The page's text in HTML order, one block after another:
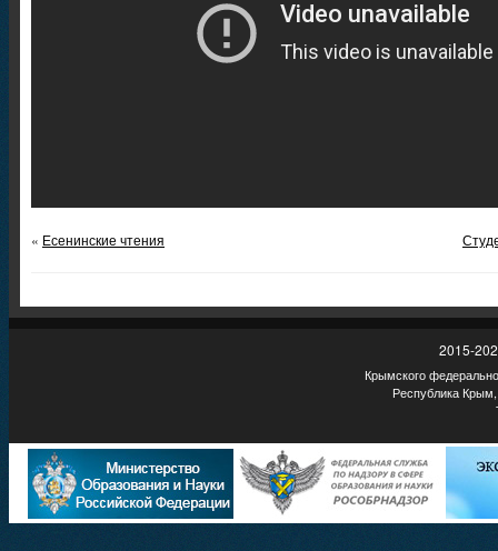
« Есенинские чтения
2015-
Крымского
Республика